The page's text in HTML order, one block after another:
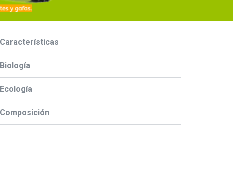
Características
Biología
Ecología
Composición